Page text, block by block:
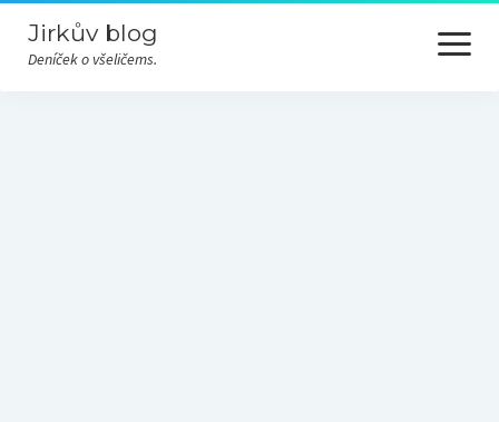
Jirkův blog
Deníček o všeličems.
otevřít
menu